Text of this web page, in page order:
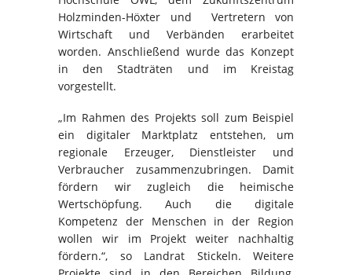
Holzminden-Höxter und Vertretern von
Wirtschaft und Verbänden erarbeitet
worden. Anschließend wurde das Konzept
in den Stadträten und im Kreistag
vorgestellt.
„Im Rahmen des Projekts soll zum Beispiel
ein digitaler Marktplatz entstehen, um
regionale Erzeuger, Dienstleister und
Verbraucher zusammenzubringen. Damit
fördern wir zugleich die heimische
Wertschöpfung. Auch die digitale
Kompetenz der Menschen in der Region
wollen wir im Projekt weiter nachhaltig
fördern.“, so Landrat Stickeln. Weitere